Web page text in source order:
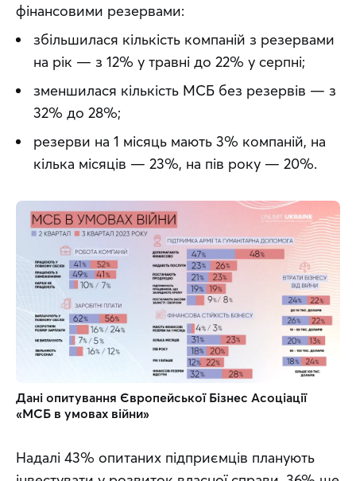
фінансовими резервами:
збільшилася кількість компаній з резервами
на рік — з 12% у травні до 22% у серпні;
зменшилася кількість МСБ без резервів — з
32% до 28%;
резерви на 1 місяць мають 3% компаній, на
кілька місяців — 23%, на пів року — 20%.
Дані опитування Європейської Бізнес Асоціації
«МСБ в умовах війни»
Надалі 43% опитаних підприємців планують